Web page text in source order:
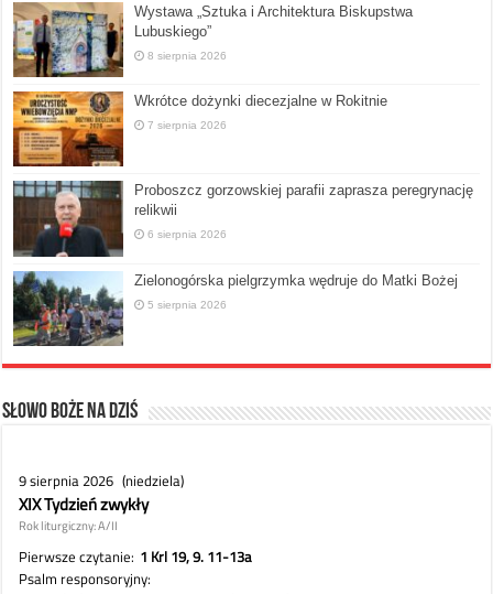
Wystawa „Sztuka i Architektura Biskupstwa
Lubuskiego”
8 sierpnia 2026
Wkrótce dożynki diecezjalne w Rokitnie
7 sierpnia 2026
Proboszcz gorzowskiej parafii zaprasza peregrynację
relikwii
6 sierpnia 2026
Zielonogórska pielgrzymka wędruje do Matki Bożej
5 sierpnia 2026
Słowo Boże na dziś